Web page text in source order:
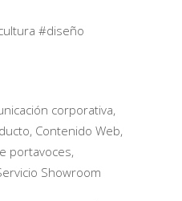
#diseño
corporativa,
Contenido Web,
portavoces,
Showroom